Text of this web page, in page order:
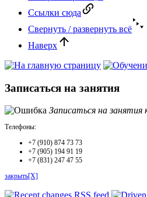
Ссылки сюда
Свернуть / развернуть всё
Наверх
Записаться на занятия
Записаться на занятия
Телефоны:
+7 (910) 874 73 73
+7 (905) 194 91 19
+7 (831) 247 47 55
закрыть[X]